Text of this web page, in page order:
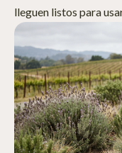
lleguen listos para